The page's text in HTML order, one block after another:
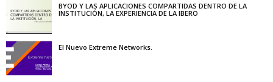
BYOD Y LAS APLICACIONES COMPARTIDAS DENTRO DE LA
INSTITUCIÓN, LA EXPERIENCIA DE LA IBERO
El Nuevo Extreme Networks.